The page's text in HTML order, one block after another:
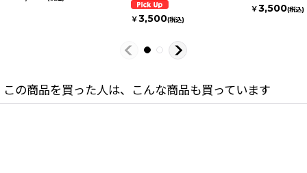
￥3,500(税込)
￥3,500(税込)
この商品を買った人は、こんな商品も買っています